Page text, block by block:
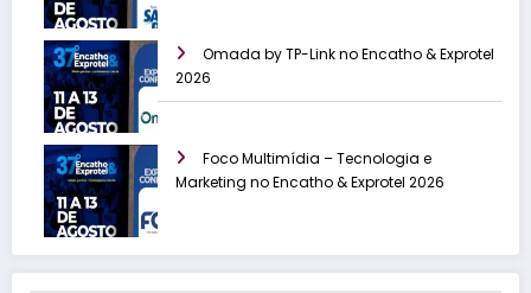
Omada by TP-Link no Encatho & Exprotel
2026
Foco Multimídia – Tecnologia e
Marketing no Encatho & Exprotel 2026